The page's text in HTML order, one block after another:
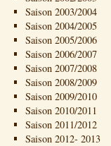
Saison 2003/2004
Saison 2004/2005
Saison 2005/2006
Saison 2006/2007
Saison 2007/2008
Saison 2008/2009
Saison 2009/2010
Saison 2010/2011
Saison 2011/2012
Saison 2012- 2013